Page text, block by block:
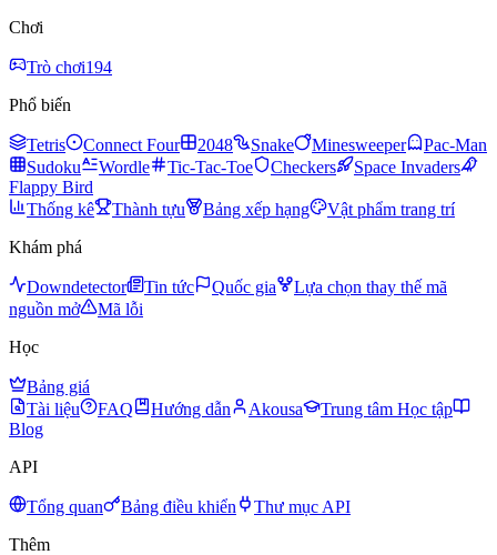
Chơi
Trò chơi194
Phổ biến
Tetris Connect Four 2048 Snake Minesweeper
Pac-Man
Sudoku
Wordle Tic-Tac-Toe Checkers
Space Invaders
Flappy Bird
Thống kê
Thành tựu Bảng xếp hạng
Vật phẩm trang trí
Khám phá
Downdetector Tin tức Quốc gia
Lựa chọn thay thế mã
nguồn mở
Mã lỗi
Học
Bảng giá
Tài liệu
FAQ Hướng dẫn Akousa
Trung tâm Học tập
Blog
API
Tổng quan Bảng điều khiển
Thư mục API
Thêm